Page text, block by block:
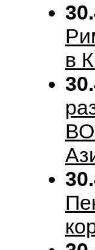
в